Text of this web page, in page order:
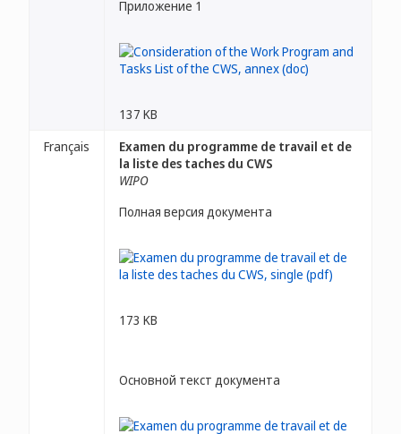
Приложение 1
137 KB
Français
Examen du programme de travail et de
la liste des taches du CWS
WIPO
Полная версия документа
173 KB
Основной текст документа